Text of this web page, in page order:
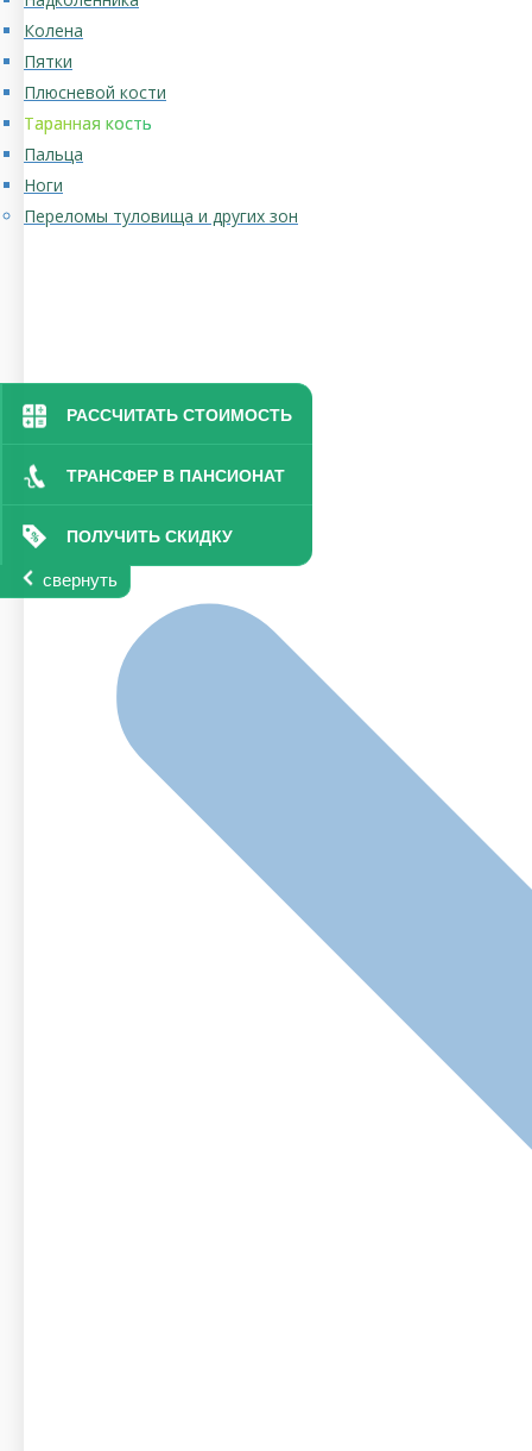
РАССЧИТАТЬ СТОИМОСТЬ
ТРАНСФЕР В ПАНСИОНАТ
ПОЛУЧИТЬ СКИДКУ
свернуть
Колена
Пятки
Плюсневой кости
Таранная кость
Пальца
Ноги
Переломы туловища и других зон